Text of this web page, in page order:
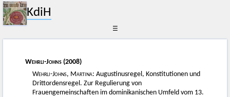
KdiH
☰
Wehrli-Johns (2008)
Wehrli-Johns, Martina: Augustinusregel, Konstitutionen und
Drittordensregel. Zur Regulierung von
Frauengemeinschaften im dominikanischen Umfeld vom 13.